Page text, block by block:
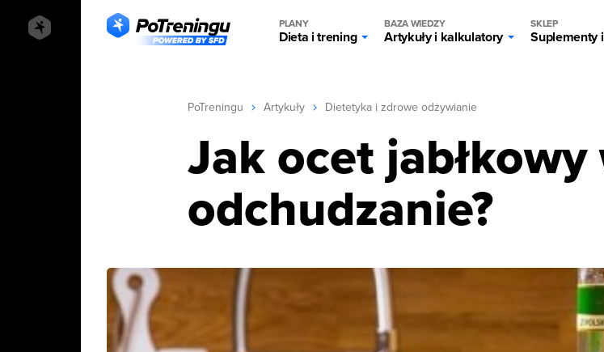
PLANY
Dieta i trening
BAZA WIEDZY
Artykuły i kalkulatory
SKLEP
Suplementy
PoTreningu Artykuły Dietetyka i zdrowe odżywianie
Jak ocet jabłkowy
odchudzanie?